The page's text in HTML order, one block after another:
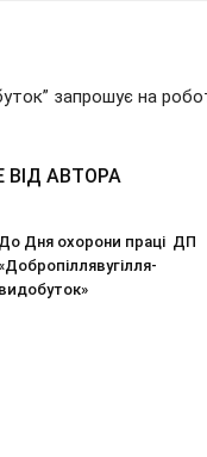
запрошує на
ВІД АВТОРА
До Дня охорони праці ДП
видобуток»